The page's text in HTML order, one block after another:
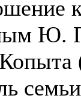
Ю.